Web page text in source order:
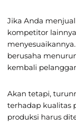
Jika Anda
kompetitor
berusaha
kembali
Akan tetapi,
terhadap kualitas
produksi harus